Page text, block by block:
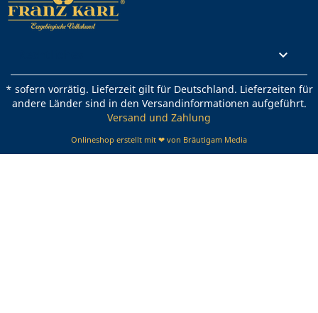

* sofern vorrätig. Lieferzeit gilt für Deutschland. Lieferzeiten für
andere Länder sind in den Versandinformationen aufgeführt.
Versand und Zahlung
Onlineshop erstellt mit ❤ von Bräutigam Media